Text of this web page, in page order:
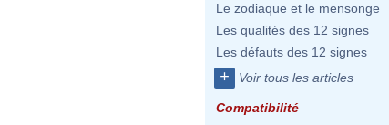
Le zodiaque et le mensonge
Les qualités des 12 signes
Les défauts des 12 signes
+ Voir tous les articles
Compatibilité